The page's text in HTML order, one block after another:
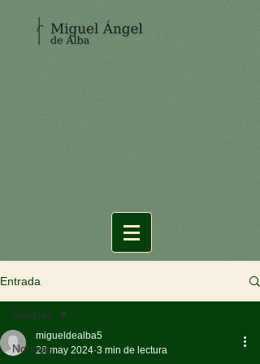
Entrada
Noticias
Noticias
migueldealba5
28 may 2024 3 min de lectura